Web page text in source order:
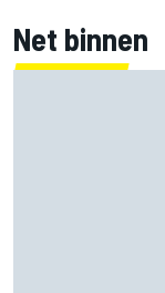
Net binnen